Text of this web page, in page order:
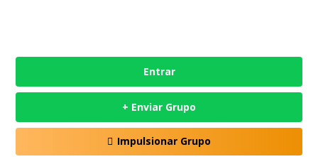
Entrar
+ Enviar Grupo
Impulsionar Grupo